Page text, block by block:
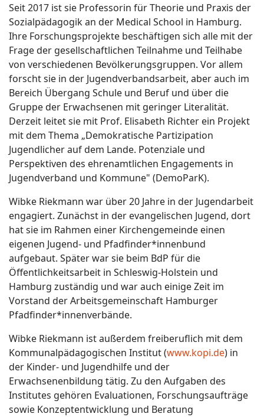
Seit 2017 ist sie Professorin für Theorie und Praxis der
Sozialpädagogik an der Medical School in Hamburg.
Ihre Forschungsprojekte beschäftigen sich alle mit der
Frage der gesellschaftlichen Teilnahme und Teilhabe
von verschiedenen Bevölkerungsgruppen. Vor allem
forscht sie in der Jugendverbandsarbeit, aber auch im
Bereich Übergang Schule und Beruf und über die
Gruppe der Erwachsenen mit geringer Literalität.
Derzeit leitet sie mit Prof. Elisabeth Richter ein Projekt
mit dem Thema „Demokratische Partizipation
Jugendlicher auf dem Lande. Potenziale und
Perspektiven des ehrenamtlichen Engagements in
Jugendverband und Kommune" (DemoParK).
Wibke Riekmann war über 20 Jahre in der Jugendarbeit
engagiert. Zunächst in der evangelischen Jugend, dort
hat sie im Rahmen einer Kirchengemeinde einen
eigenen Jugend- und Pfadfinder*innenbund
aufgebaut. Später war sie beim BdP für die
Öffentlichkeitsarbeit in Schleswig-Holstein und
Hamburg zuständig und war auch einige Zeit im
Vorstand der Arbeitsgemeinschaft Hamburger
Pfadfinder*innenverbände.
Wibke Riekmann ist außerdem freiberuflich mit dem
Kommunalpädagogischen Institut (www.kopi.de) in
der Kinder- und Jugendhilfe und der
Erwachsenenbildung tätig. Zu den Aufgaben des
Institutes gehören Evaluationen, Forschungsaufträge
sowie Konzeptentwicklung und Beratung